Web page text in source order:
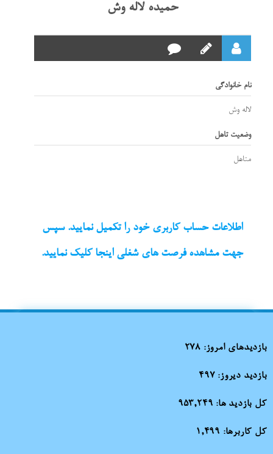
حمیده لاله وش
نام خانوادگی
لاله وش
وضعیت تاهل
متاهل
اطلاعات حساب کاربری خود را تکمیل نمایید. سپس
جهت مشاهده فرصت های شغلی اینجا کلیک نمایید.
بازدیدهای امروز:278
بازدید دیروز:497
کل بازدید ها: 953,249
کل کاربرها: 1,499